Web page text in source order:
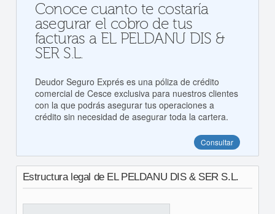
Conoce cuanto te costaría
asegurar el cobro de tus
facturas a EL PELDANU DIS &
SER S.L.
Deudor Seguro Exprés es una póliza de crédito
comercial de Cesce exclusiva para nuestros clientes
con la que podrás asegurar tus operaciones a
crédito sin necesidad de asegurar toda la cartera.
Consultar
Estructura legal de EL PELDANU DIS & SER S.L.